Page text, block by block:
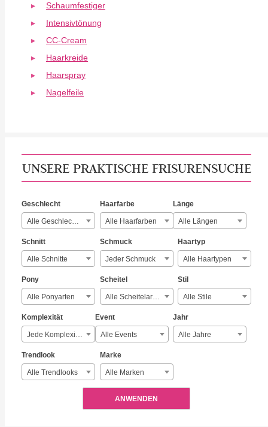
Schaumfestiger
Intensivtönung
CC-Cream
Haarkreide
Haarspray
Nagelfeile
UNSERE PRAKTISCHE FRISURENSUCHE
Geschlecht
Alle Geschlechter
Haarfarbe
Alle Haarfarben
Länge
Alle Längen
Schnitt
Alle Schnitte
Schmuck
Jeder Schmuck
Haartyp
Alle Haartypen
Pony
Alle Ponyarten
Scheitel
Alle Scheitelarten
Stil
Alle Stile
Komplexität
Jede Komplexität
Event
Alle Events
Jahr
Alle Jahre
Trendlook
Alle Trendlooks
Marke
Alle Marken
ANWENDEN